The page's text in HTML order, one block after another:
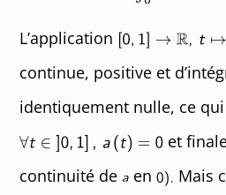
L’application
continue, positive et
identiquement nulle, ce
et
continuité de
en
Mais